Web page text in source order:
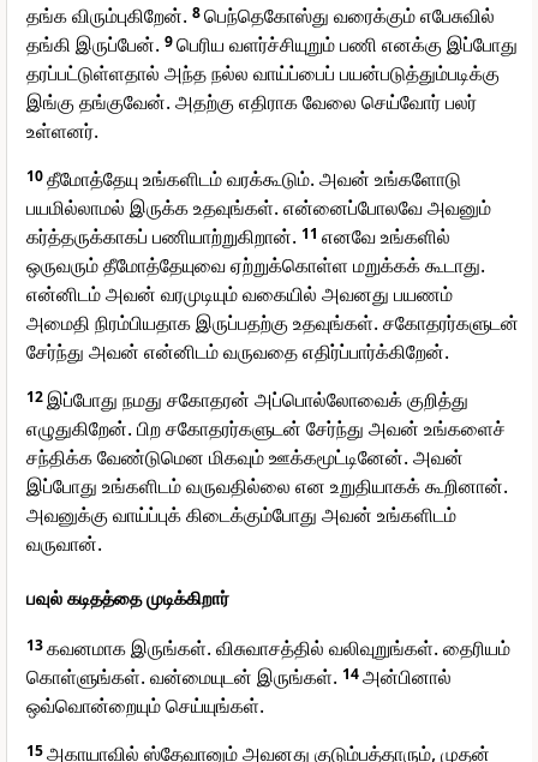
தங்க விரும்புகிறேன். 8பெந்தெகோஸ்து வரைக்கும் எபேசுவில்
தங்கி இருப்பேன். 9பெரிய வளர்ச்சியுறும் பணி எனக்கு இப்போது
தரப்பட்டுள்ளதால் அந்த நல்ல வாய்ப்பைப் பயன்படுத்தும்படிக்கு
இங்கு தங்குவேன். அதற்கு எதிராக வேலை செய்வோர் பலர்
உள்ளனர்.
10தீமோத்தேயு உங்களிடம் வரக்கூடும். அவன் உங்களோடு
பயமில்லாமல் இருக்க உதவுங்கள். என்னைப்போலவே அவனும்
கர்த்தருக்காகப் பணியாற்றுகிறான். 11 எனவே உங்களில்
ஒருவரும் தீமோத்தேயுவை ஏற்றுக்கொள்ள மறுக்கக் கூடாது.
என்னிடம் அவன் வரமுடியும் வகையில் அவனது பயணம்
அமைதி நிரம்பியதாக இருப்பதற்கு உதவுங்கள். சகோதரர்களுடன்
சேர்ந்து அவன் என்னிடம் வருவதை எதிர்ப்பார்க்கிறேன்.
12இப்போது நமது சகோதரன் அப்பொல்லோவைக் குறித்து
எழுதுகிறேன். பிற சகோதரர்களுடன் சேர்ந்து அவன் உங்களைச்
சந்திக்க வேண்டுமென மிகவும் ஊக்கமூட்டினேன். அவன்
இப்போது உங்களிடம் வருவதில்லை என உறுதியாகக் கூறினான்.
அவனுக்கு வாய்ப்புக் கிடைக்கும்போது அவன் உங்களிடம்
வருவான்.
பவுல் கடிதத்தை முடிக்கிறார்
13கவனமாக இருங்கள். விசுவாசத்தில் வலிவுறுங்கள். தைரியம்
கொள்ளுங்கள். வன்மையுடன் இருங்கள். 14அன்பினால்
ஒவ்வொன்றையும் செய்யுங்கள்.
15அகாயாவில் ஸ்தேவானும் அவனது குடும்பத்தாரும், முதன்